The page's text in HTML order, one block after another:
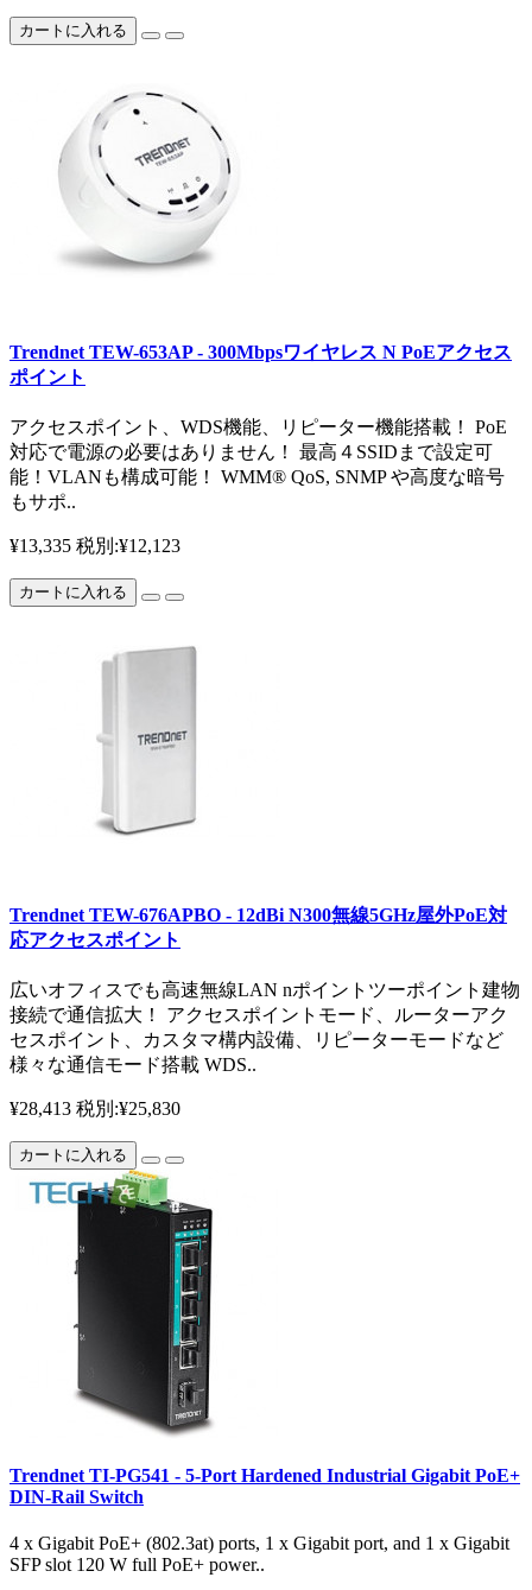
カートに入れる
Trendnet TEW-653AP - 300Mbpsワイヤレス N PoEアクセス
ポイント
アクセスポイント、WDS機能、リピーター機能搭載！ PoE
対応で電源の必要はありません！ 最高４SSIDまで設定可
能！VLANも構成可能！ WMM® QoS, SNMP や高度な暗号
もサポ..
¥13,335 税別:¥12,123
カートに入れる
Trendnet TEW-676APBO - 12dBi N300無線5GHz屋外PoE対
応アクセスポイント
広いオフィスでも高速無線LAN nポイントツーポイント建物
接続で通信拡大！ アクセスポイントモード、ルーターアク
セスポイント、カスタマ構内設備、リピーターモードなど
様々な通信モード搭載 WDS..
¥28,413 税別:¥25,830
カートに入れる
Trendnet TI-PG541 - 5-Port Hardened Industrial Gigabit PoE+
DIN-Rail Switch
4 x Gigabit PoE+ (802.3at) ports, 1 x Gigabit port, and 1 x Gigabit
SFP slot 120 W full PoE+ power..